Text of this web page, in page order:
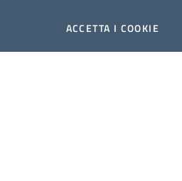
ACCETTA I COOKIE
nei beni culturali|| ISSN: